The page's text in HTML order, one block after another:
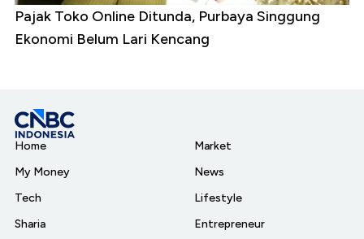
Pajak Toko Online Ditunda, Purbaya Singgung
Ekonomi Belum Lari Kencang
Home
My Money
Tech
Sharia
Market
News
Lifestyle
Entrepreneur